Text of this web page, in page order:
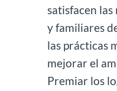
satisfacen las
y familiares
las prácticas
mejorar el
Premiar los